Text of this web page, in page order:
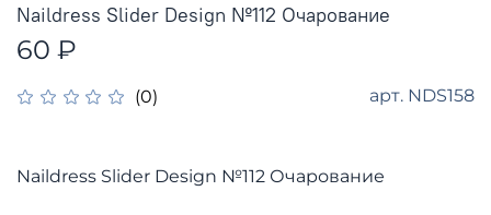
(0) арт. NDS158
Naildress Slider Design №112 Очарование
60 ₽
Naildress Slider Design №112 Очарование